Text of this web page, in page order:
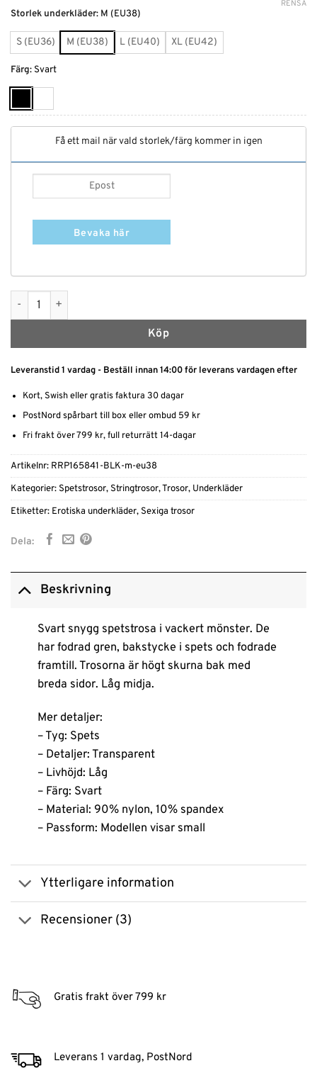
Storlek underkläder: M (EU38)
S (EU36) M (EU38) L (EU40) XL (EU42)
Färg: Svart
RENSA
Få ett mail när vald storlek/färg kommer in igen
Bevaka här
Spetstrosa - Högt skurna baktill mängd
Köp
Alternative:
Leveranstid 1 vardag - Beställ innan 14:00 för leverans vardagen efter
Kort, Swish eller gratis faktura 30 dagar
PostNord spårbart till box eller ombud 59 kr
Fri frakt över 799 kr, full returrätt 14-dagar
Artikelnr: RRP165841-BLK-m-eu38
Kategorier: Spetstrosor, Stringtrosor,Trosor, Underkläder
Etiketter: Erotiska underkläder, Sexiga trosor
Dela:
Beskrivning
Svart snygg spetstrosa i vackert mönster. De
har fodrad gren, bakstycke i spets och fodrade
framtill. Trosorna är högt skurna bak med
breda sidor. Låg midja.
Mer detaljer:
– Tyg: Spets
– Detaljer: Transparent
– Livhöjd: Låg
– Färg: Svart
– Material: 90% nylon, 10% spandex
– Passform: Modellen visar small
Ytterligare information
Recensioner (3)
Gratis frakt över 799 kr
Leverans 1 vardag, PostNord